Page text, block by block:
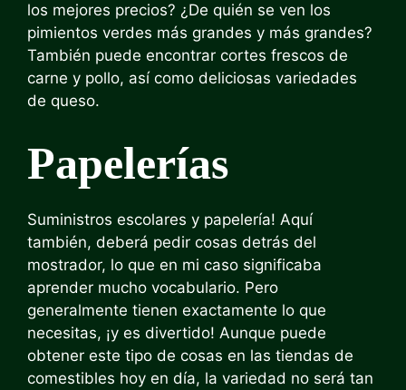
los mejores precios? ¿De quién se ven los
pimientos verdes más grandes y más grandes?
También puede encontrar cortes frescos de
carne y pollo, así como deliciosas variedades
de queso.
Papelerías
Suministros escolares y papelería! Aquí
también, deberá pedir cosas detrás del
mostrador, lo que en mi caso significaba
aprender mucho vocabulario. Pero
generalmente tienen exactamente lo que
necesitas, ¡y es divertido! Aunque puede
obtener este tipo de cosas en las tiendas de
comestibles hoy en día, la variedad no será tan